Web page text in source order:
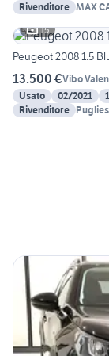
Rivenditore MAX
15
Peugeot 2008 1.5
13.500 €Vibo
Usato
02/2021
Rivenditore